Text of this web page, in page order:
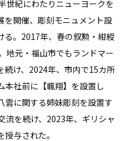
世紀にわたりニューヨークを
を開催、彫刻モニュメント設
る。2017年、春の叙勲・紺綬
地元・福山市でもランドマー
続け、2024年、市内で15カ所
本社前に【颯翔】を設置し
雲に関する姉妹彫刻を設置す
流を続け、2023年、ギリシャ
与された。